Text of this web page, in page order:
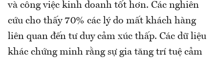
và công việc kinh doanh tốt hơn. Các nghiên
cứu cho thấy 70% các lý do mất khách hàng
liên quan đến tư duy cảm xúc thấp. Các dữ liệu
khác chứng minh rằng sự gia tăng trí tuệ cảm